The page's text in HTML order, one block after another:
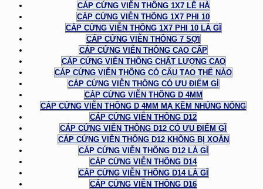
CÁP CỨNG VIỄN THÔNG 1X7 LÊ HÀ
CÁP CỨNG VIỄN THÔNG 1X7 PHI 10
CÁP CỨNG VIỄN THÔNG 1X7 PHI 10 LÀ GÌ
CÁP CỨNG VIỄN THÔNG 7 SỢI
CÁP CỨNG VIỄN THÔNG CAO CẤP
CÁP CỨNG VIỄN THÔNG CHẤT LƯỢNG CAO
CÁP CỨNG VIỄN THÔNG CÓ CẤU TẠO THẾ NÀO
CÁP CỨNG VIỄN THÔNG CÓ ƯU ĐIỂM GÌ
CÁP CỨNG VIỄN THÔNG D 4MM
CÁP CỨNG VIỄN THÔNG D 4MM MẠ KẼM NHÚNG NÓNG
CÁP CỨNG VIỄN THÔNG D12
CÁP CỨNG VIỄN THÔNG D12 CÓ ƯU ĐIỂM GÌ
CÁP CỨNG VIỄN THÔNG D12 KHÔNG BỊ XOẮN
CÁP CỨNG VIỄN THÔNG D12 LÀ GÌ
CÁP CỨNG VIỄN THÔNG D14
CÁP CỨNG VIỄN THÔNG D14 LÀ GÌ
CÁP CỨNG VIỄN THÔNG D16